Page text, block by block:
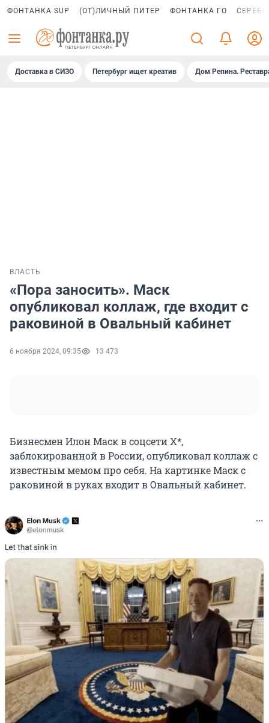
ФОНТАНКА SUP (ОТ)ЛИЧНЫЙ ПИТЕР ФОНТАНКА ГО
Доставка в СИЗО Петербург ищет креатив Дом Репина.
ВЛАСТЬ
«Пора заносить». Маск
опубликовал коллаж, где входит с
раковиной в Овальный кабинет
6 ноября 2024, 09:35 13 473
Бизнесмен Илон Маск в соцсети Х*,
заблокированной в России, опубликовал коллаж с
известным мемом про себя. На картинке Маск с
раковиной в руках входит в Овальный кабинет.